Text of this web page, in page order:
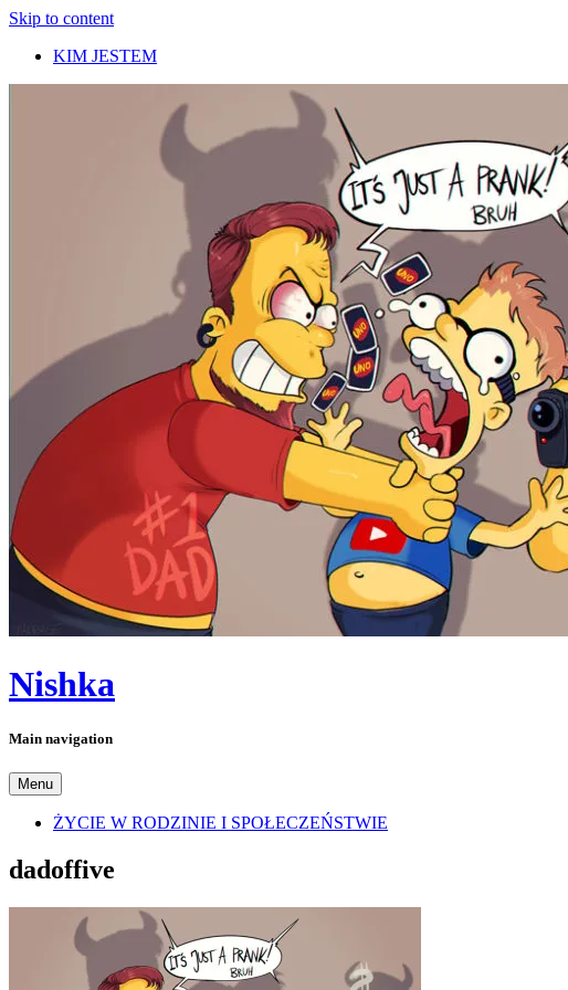
Skip to content
KIM JESTEM
Nishka
Main navigation
Menu
ŻYCIE W RODZINIE I SPOŁECZEŃSTWIE
dadoffive